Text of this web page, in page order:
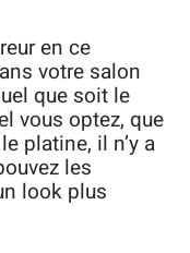
en ce
votre salon
que soit le
vous optez, que
platine, il n’y a
les
look plus